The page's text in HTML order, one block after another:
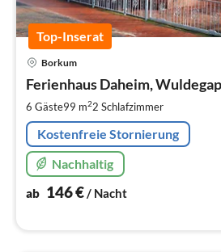
Top-Inserat
Borkum
Ferienhaus Daheim,
6 Gäste99 m22 Schlafzimmer
Kostenfreie Stornierung
Nachhaltig
ab 146€/ Nacht